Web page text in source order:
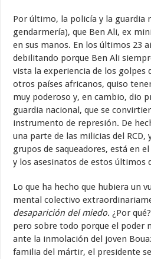
Por último, la policía y la guardia
gendarmería), que Ben Ali, ex
en sus manos. En los últimos 23
debilitando porque Ben Ali
vista la experiencia de los golpes
otros países africanos, quiso
muy poderoso y, en cambio, dio
guardia nacional, que se
instrumento de represión. De
una parte de las milicias del RCD,
grupos de saqueadores, está en
y los asesinatos de estos últimos
Lo que ha hecho que hubiera un
mental colectivo
desaparición del miedo. ¿Por
pero sobre todo porque el poder
ante la inmolación del joven
familia del mártir, el presidente